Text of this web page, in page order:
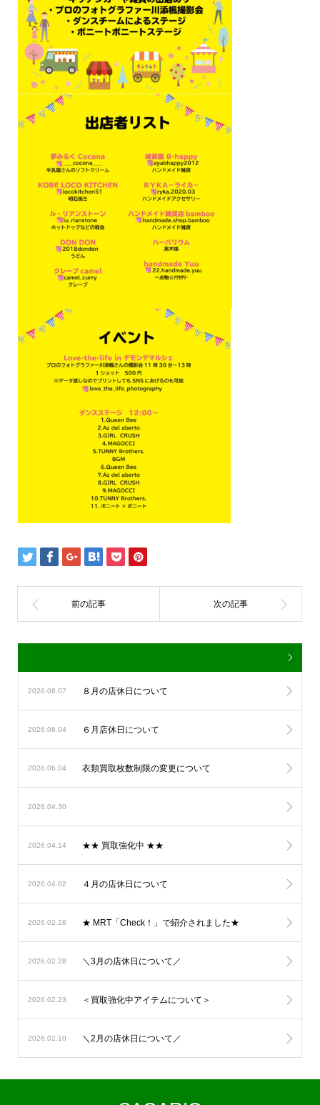
2026.08.07 ８月の店休日について
2026.06.04 ６月店休日について
2026.06.04 衣類買取枚数制限の変更について
2026.04.30
2026.04.14 ★★ 買取強化中 ★★
2026.04.02 ４月の店休日について
2026.02.28 ★ MRT「Check！」で紹介されました★
2026.02.28 ＼3月の店休日について／
2026.02.23 ＜買取強化中アイテムについて＞
2026.02.10 ＼2月の店休日について／